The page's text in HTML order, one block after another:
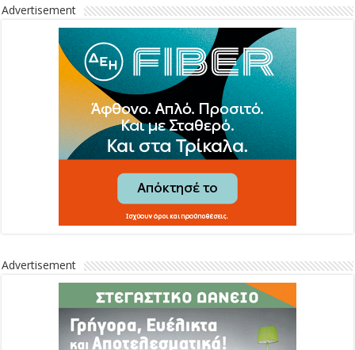
Advertisement
Advertisement